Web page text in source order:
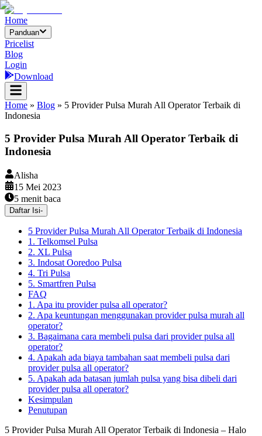
Home
Panduan
Pricelist
Blog
Login
Download
Home » Blog » 5 Provider Pulsa Murah All Operator Terbaik di
Indonesia
5 Provider Pulsa Murah All Operator Terbaik di
Indonesia
Alisha
15 Mei 2023
5 menit baca
Daftar Isi-
5 Provider Pulsa Murah All Operator Terbaik di Indonesia
1. Telkomsel Pulsa
2. XL Pulsa
3. Indosat Ooredoo Pulsa
4. Tri Pulsa
5. Smartfren Pulsa
FAQ
1. Apa itu provider pulsa all operator?
2. Apa keuntungan menggunakan provider pulsa murah all
operator?
3. Bagaimana cara membeli pulsa dari provider pulsa all
operator?
4. Apakah ada biaya tambahan saat membeli pulsa dari
provider pulsa all operator?
5. Apakah ada batasan jumlah pulsa yang bisa dibeli dari
provider pulsa all operator?
Kesimpulan
Penutupan
5 Provider Pulsa Murah All Operator Terbaik di Indonesia – Halo